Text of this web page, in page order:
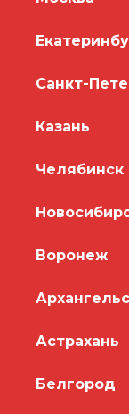
Санкт-
Казань
Челябинск
Воронеж
Астрахань
Белгород